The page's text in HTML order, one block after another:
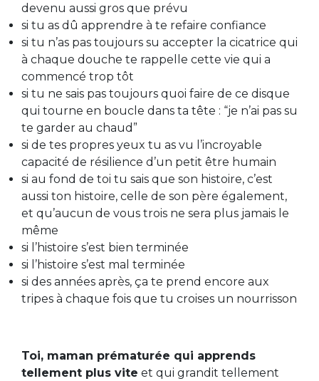
devenu aussi gros que prévu
si tu as dû apprendre à te refaire confiance
si tu n’as pas toujours su accepter la cicatrice qui
à chaque douche te rappelle cette vie qui a
commencé trop tôt
si tu ne sais pas toujours quoi faire de ce disque
qui tourne en boucle dans ta tête : “je n’ai pas su
te garder au chaud”
si de tes propres yeux tu as vu l’incroyable
capacité de résilience d’un petit être humain
si au fond de toi tu sais que son histoire, c’est
aussi ton histoire, celle de son père également,
et qu’aucun de vous trois ne sera plus jamais le
même
si l’histoire s’est bien terminée
si l’histoire s’est mal terminée
si des années après, ça te prend encore aux
tripes à chaque fois que tu croises un nourrisson
Toi, maman prématurée qui apprends
tellement plus vite et qui grandit tellement